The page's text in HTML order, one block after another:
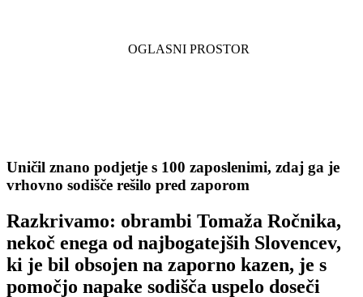
Uničil znano podjetje s 100 zaposlenimi, zdaj ga je
vrhovno sodišče rešilo pred zaporom
Razkrivamo: obrambi Tomaža Ročnika,
nekoč enega od najbogatejših Slovencev,
ki je bil obsojen na zaporno kazen, je s
pomočjo napake sodišča uspelo doseči